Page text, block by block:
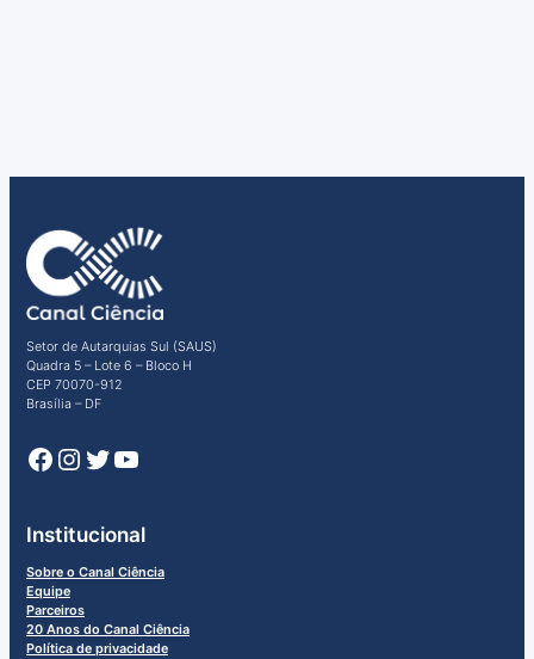
Setor de Autarquias Sul (SAUS)
Quadra 5 – Lote 6 – Bloco H
CEP 70070-912
Brasília – DF
Facebook
Instagram
Twitter
Youtube
Institucional
Sobre o Canal Ciência
Equipe
Parceiros
20 Anos do Canal Ciência
Política de privacidade